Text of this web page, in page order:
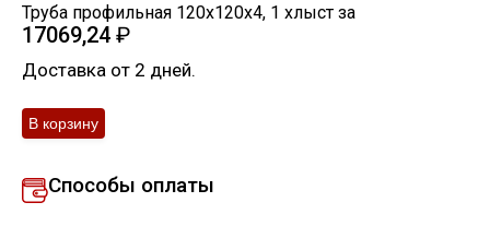
Нержавейка
Труба профильная 120х120х4, 1 хлыст за
17069,24 ₽
Доставка от 2 дней.
Способы оплаты